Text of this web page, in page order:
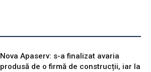
Nova Apaserv: s-a finalizat avaria
produsă de o firmă de construcții, iar la